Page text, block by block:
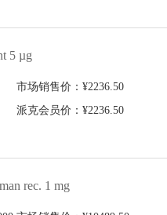
5 µg
市场销售价：¥2236.50
派克会员价：¥2236.50
rec. 1 mg